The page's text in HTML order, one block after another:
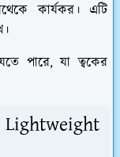
কার্যকর। এটি
পারে, যা ত্বকের